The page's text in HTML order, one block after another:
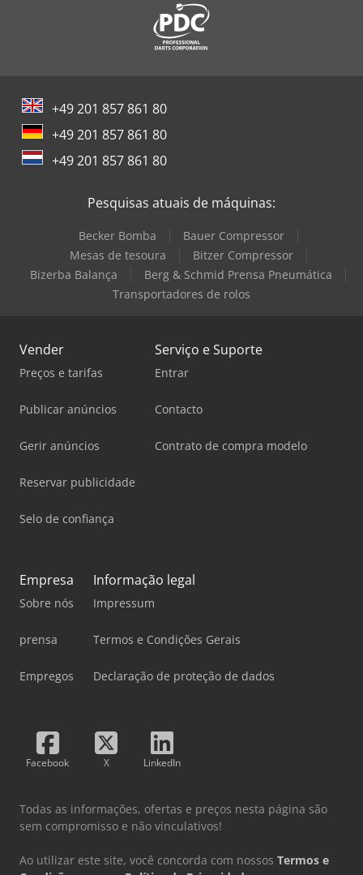
+49 201 857 861 80
+49 201 857 861 80
+49 201 857 861 80
Pesquisas atuais de máquinas:
Becker Bomba
Bauer Compressor
Mesas de tesoura
Bitzer Compressor
Bizerba Balança
Berg & Schmid Prensa Pneumática
Transportadores de rolos
Vender
Preços e tarifas
Publicar anúncios
Gerir anúncios
Reservar publicidade
Selo de confiança
Serviço e Suporte
Entrar
Contacto
Contrato de compra modelo
Empresa
Sobre nós
prensa
Empregos
Informação legal
Impressum
Termos e Condições Gerais
Declaração de proteção de dados
Facebook X LinkedIn
Todas as informações, ofertas e preços nesta página são
sem compromisso e não vinculativos!
Ao utilizar este site, você concorda com nossos Termos e